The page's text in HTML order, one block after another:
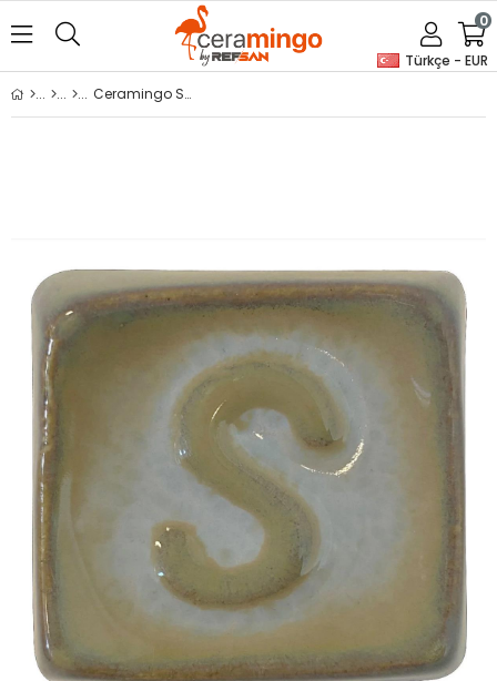
Türkçe - EUR
0
Ceramingo Stoneware Sırı - SG 1399 Smoked